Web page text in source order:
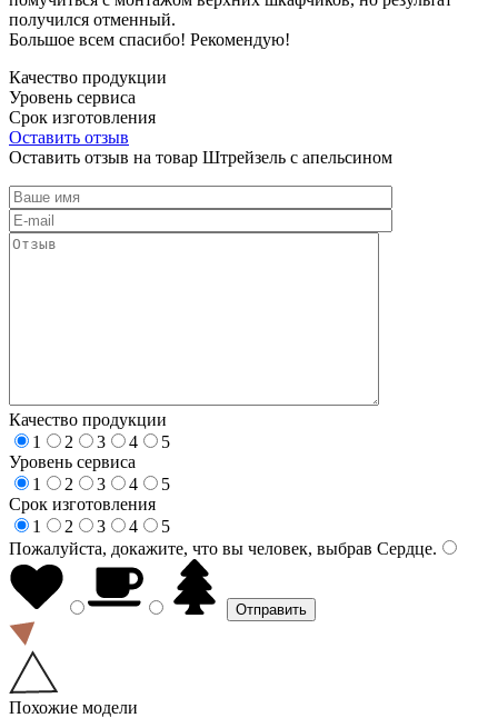
получился отменный.
Большое всем спасибо! Рекомендую!
Качество продукции
Уровень сервиса
Срок изготовления
Оставить отзыв
Оставить отзыв на товар Штрейзель с апельсином
Качество продукции
1
2 3 4
5
Уровень сервиса
1
2 3 4
5
Срок изготовления
1
2 3 4
5
Пожалуйста, докажите, что вы человек, выбрав Сердце.
Похожие модели